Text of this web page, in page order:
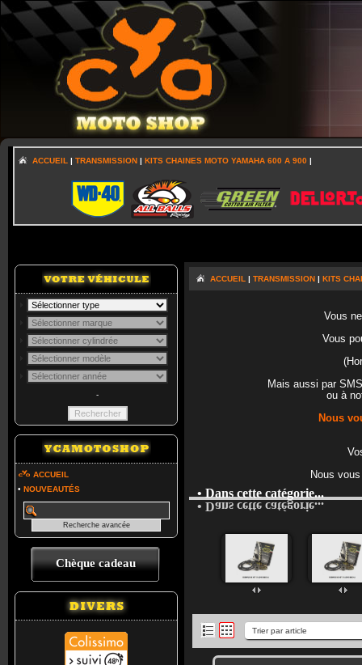
ACCUEIL | TRANSMISSION | KITS CHAINES MOTO YAMAHA 600 A 900 |
-
ACCUEIL
• NOUVEAUTÉS
Chèque cadeau
ACCUEIL | TRANSMISSION | KITS
Vous
Vous
Mais aussi par
ou à
Nous
Nous
• Dans cette catégorie...
• Dans cette catégorie...